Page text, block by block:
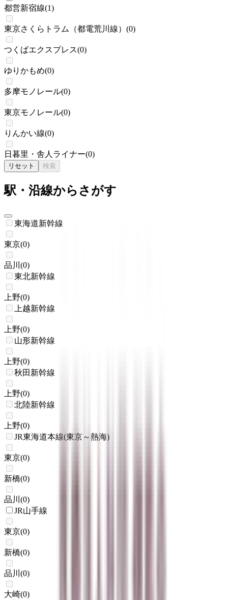
都営新宿線(1)
東京さくらトラム（都電荒川線） (0)
つくばエクスプレス(0)
ゆりかもめ(0)
多摩モノレール(0)
東京モノレール(0)
りんかい線(0)
日暮里・舎人ライナー(0)
リセット 検索
駅・沿線からさがす
東海道新幹線
東京(0)
品川 (0)
東北新幹線
上野(0)
上越新幹線
上野(0)
山形新幹線
上野(0)
秋田新幹線
上野(0)
北陸新幹線
上野(0)
JR東海道本線(東京～熱海)
東京(0)
新橋(0)
品川 (0)
JR山手線
東京(0)
新橋(0)
品川 (0)
大崎(0)